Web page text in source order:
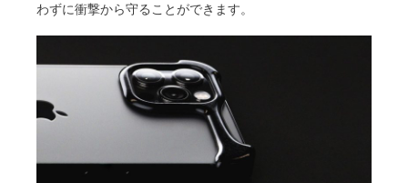
わずに衝撃から守ることができます。